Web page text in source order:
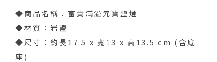
◆商品名稱：富貴滿溢元寶鹽燈
◆材質：岩鹽
◆尺寸：約長17.5 x 寬13 x 高13.5 cm (含底
座)